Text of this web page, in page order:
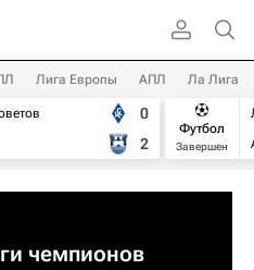
Лига Европы АПЛ Ла Лига
0
2
Футбол
Завершен
чемпионов